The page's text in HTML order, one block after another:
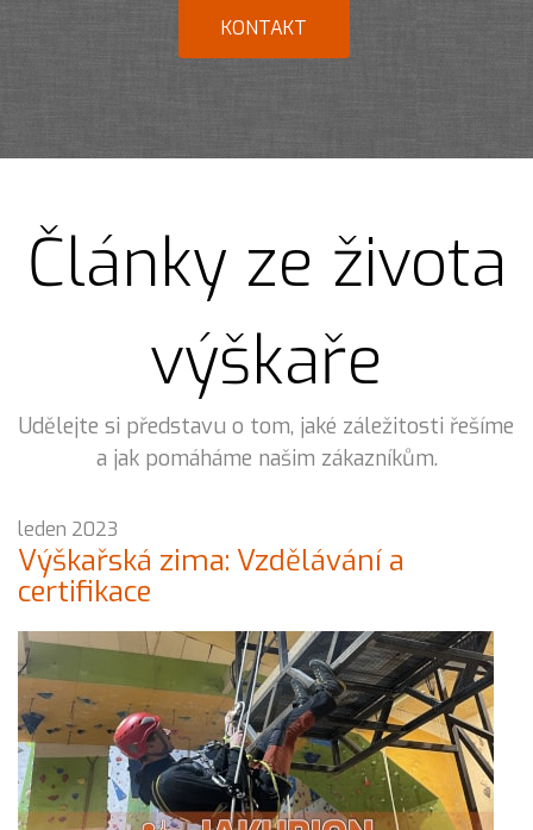
KONTAKT
Články ze života
výškaře
Udělejte si představu o tom, jaké záležitosti řešíme
a jak pomáháme našim zákazníkům.
leden 2023
Výškařská zima: Vzdělávání a
certifikace